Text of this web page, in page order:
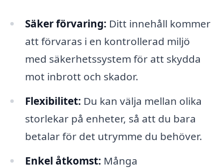
Säker förvaring: Ditt innehåll kommer
att förvaras i en kontrollerad miljö
med säkerhetssystem för att skydda
mot inbrott och skador.
Flexibilitet: Du kan välja mellan olika
storlekar på enheter, så att du bara
betalar för det utrymme du behöver.
Enkel åtkomst: Många